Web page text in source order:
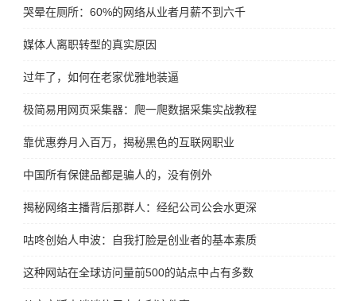
哭晕在厕所：60%的网络从业者月薪不到六千
媒体人离职转型的真实原因
过年了，如何在老家优雅地装逼
极简易用网页采集器：爬一爬数据采集实战教程
靠优惠券月入百万，揭秘黑色的互联网职业
中国所有保健品都是骗人的，没有例外
揭秘网络主播背后那群人：经纪公司公会水更深
咕咚创始人申波：自我打脸是创业者的基本素质
这种网站在全球访问量前500的站点中占有多数